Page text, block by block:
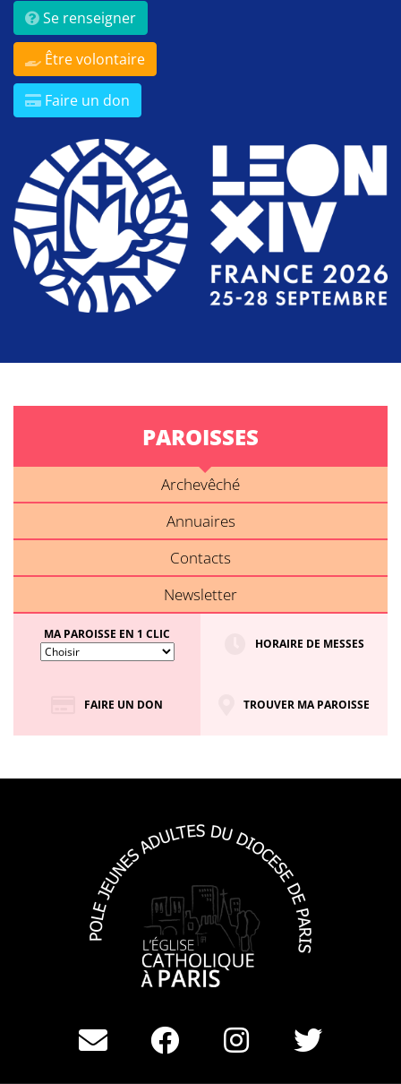
Se renseigner
Être volontaire
Faire un don
PAROISSES
Archevêché
Annuaires
Contacts
Newsletter
MA PAROISSE EN 1 CLIC
HORAIRE DE MESSES
FAIRE UN DON TROUVER MA PAROISSE